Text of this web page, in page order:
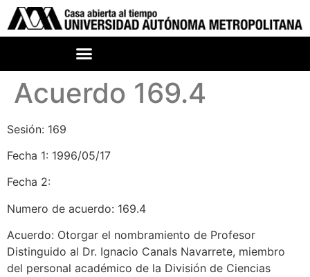
Acuerdo 169.4
Sesión: 169
Fecha 1: 1996/05/17
Fecha 2:
Numero de acuerdo: 169.4
Acuerdo: Otorgar el nombramiento de Profesor
Distinguido al Dr. Ignacio Canals Navarrete, miembro
del personal académico de la División de Ciencias